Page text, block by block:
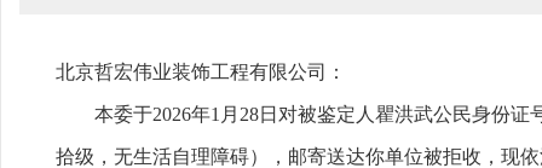
北京哲宏伟业装饰工程有限公司：
本委于2026年1月28日对被鉴定人瞿洪武公民身份
拾级，无生活自理障碍），邮寄送达你单位被拒收，现